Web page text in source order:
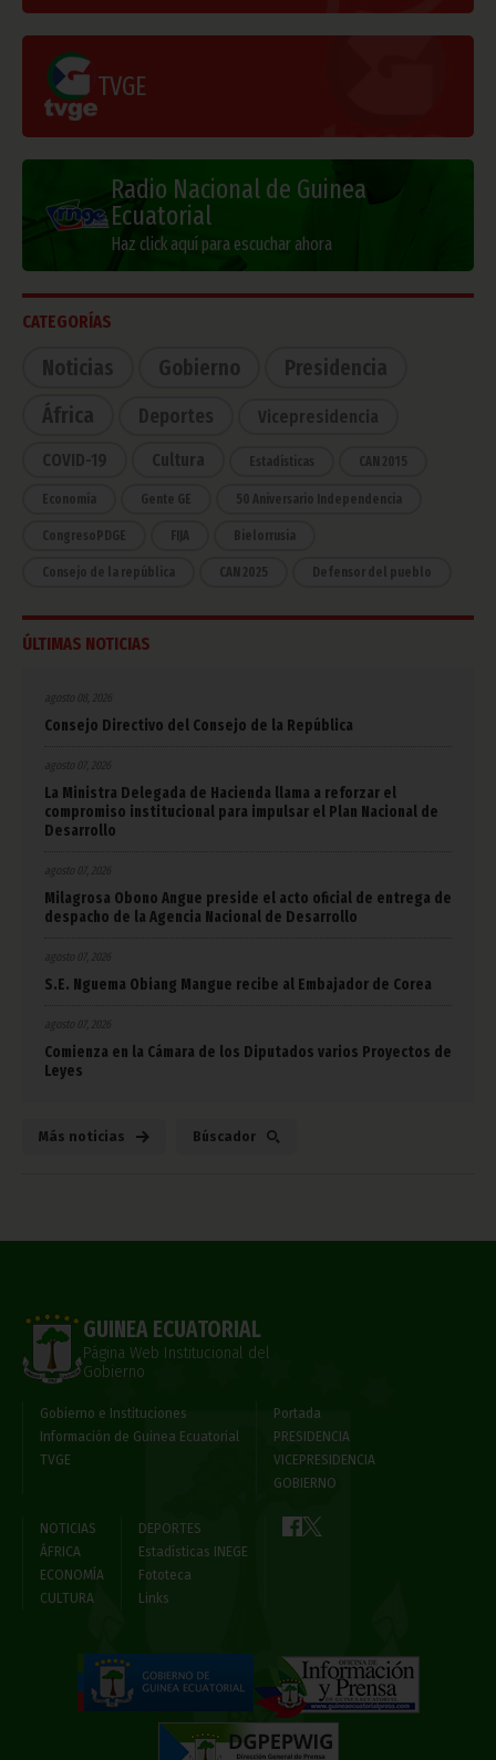
TVGE
Radio Nacional de Guinea
Ecuatorial
Haz click aquí para escuchar ahora
CATEGORÍAS
Noticias Gobierno
Presidencia
África
Deportes Vicepresidencia
COVID-19 Cultura Estadísticas CAN 2015
Economía Gente GE 50 Aniversario Independencia
CongresoPDGE FIJA Bielorrusia
Consejo de la república CAN 2025 Defensor del pueblo
ÚLTIMAS NOTICIAS
agosto 08, 2026
Consejo Directivo del Consejo de la República
agosto 07, 2026
La Ministra Delegada de Hacienda llama a reforzar el
compromiso institucional para impulsar el Plan Nacional de
Desarrollo
agosto 07, 2026
Milagrosa Obono Angue preside el acto oficial de entrega de
despacho de la Agencia Nacional de Desarrollo
agosto 07, 2026
S.E. Nguema Obiang Mangue recibe al Embajador de Corea
agosto 07, 2026
Comienza en la Cámara de los Diputados varios Proyectos de
Leyes
Más noticias Búscador
GUINEA ECUATORIAL
Página Web Institucional del
Gobierno
Gobierno e Instituciones
Información de Guinea Ecuatorial
TVGE
Portada
PRESIDENCIA
VICEPRESIDENCIA
GOBIERNO
NOTICIAS
ÁFRICA
ECONOMÍA
CULTURA
DEPORTES
Estadísticas INEGE
Fototeca
Links